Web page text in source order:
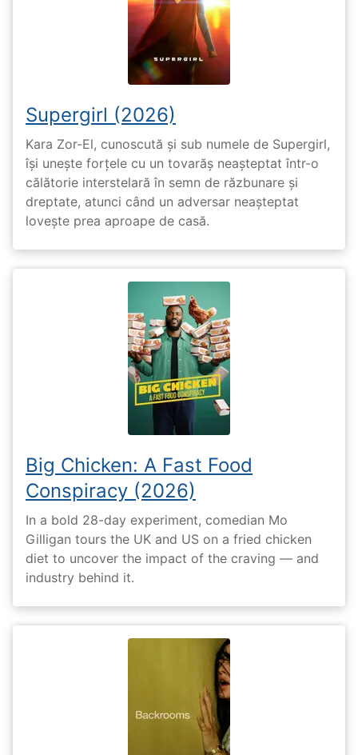
Supergirl (2026)
Kara Zor-El, cunoscută și sub numele de Supergirl,
își unește forțele cu un tovarăș neașteptat într-o
călătorie interstelară în semn de răzbunare și
dreptate, atunci când un adversar neașteptat
lovește prea aproape de casă.
Big Chicken: A Fast Food
Conspiracy (2026)
In a bold 28-day experiment, comedian Mo
Gilligan tours the UK and US on a fried chicken
diet to uncover the impact of the craving — and
industry behind it.